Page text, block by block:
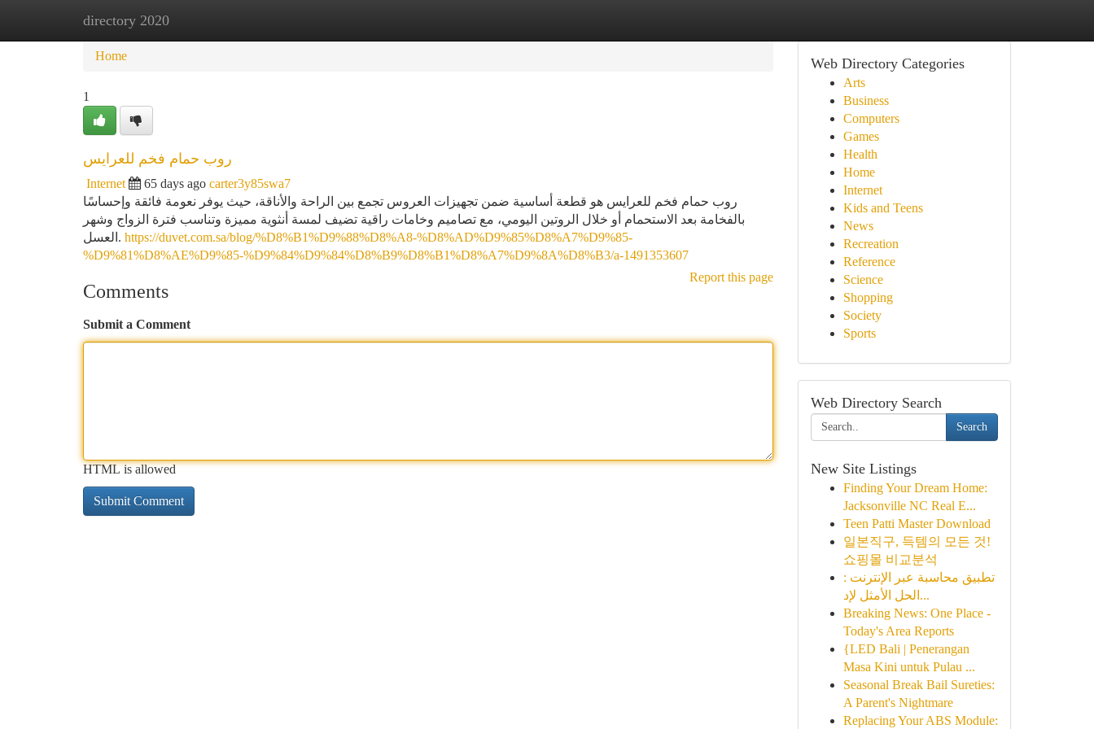
directory 2020
Home New Site Listings
Home
1
روب حمام فخم للعرايس
Internet 65 days ago carter3y85swa7
روب حمام فخم للعرايس هو قطعة أساسية ضمن تجهيزات العروس تجمع بين الراحة والأناقة، حيث يوفر نعومة فائقة وإحساسًا
بالفخامة بعد الاستحمام أو خلال الروتين اليومي، مع تصاميم وخامات راقية تضيف لمسة أنثوية مميزة وتناسب فترة الزواج وشهر
العسل. https://duvet.com.sa/blog/%D8%B1%D9%88%D8%A8-%D8%AD%D9%85%D8%A7%D9%85-
%D9%81%D8%AE%D9%85-%D9%84%D9%84%D8%B9%D8%B1%D8%A7%D9%8A%D8%B3/a-1491353607
Report this page
Comments
Submit a Comment
HTML is allowed
Web Directory Categories
Arts
Business
Computers
Games
Health
Home
Internet
Kids and Teens
News
Recreation
Reference
Science
Shopping
Society
Sports
Web Directory Search
Search
New Site Listings
Finding Your Dream Home:
Jacksonville NC Real E...
Teen Patti Master Download
일본직구, 득템의 모든 것!
쇼핑몰 비교분석
تطبيق محاسبة عبر الإنترنت :
الحل الأمثل لإد...
Breaking News: One Place -
Today's Area Reports
{LED Bali | Penerangan
Masa Kini untuk Pulau ...
Seasonal Break Bail Sureties:
A Parent's Nightmare
Replacing Your ABS Module: